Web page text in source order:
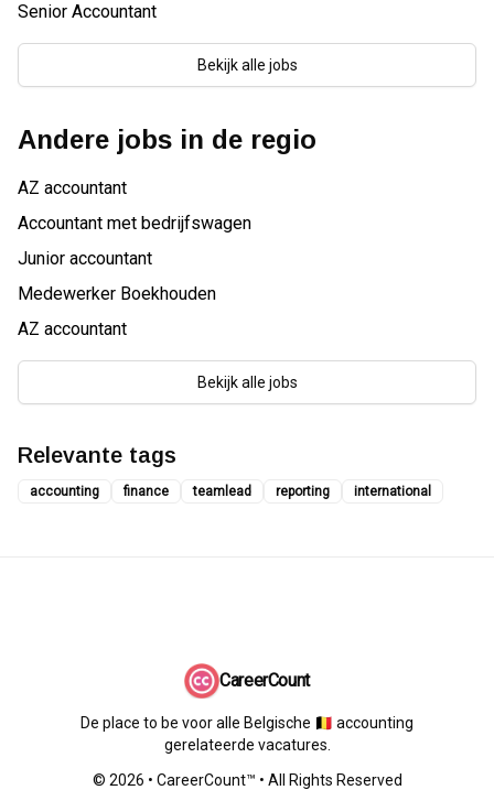
Senior Accountant
Bekijk alle jobs
Andere jobs in de regio
AZ accountant
Accountant met bedrijfswagen
Junior accountant
Medewerker Boekhouden
AZ accountant
Bekijk alle jobs
Relevante tags
accounting finance teamlead reporting international
CareerCount
De place to be voor alle Belgische 🇧🇪 accounting
gerelateerde vacatures.
© 2026 • CareerCount™ • All Rights Reserved